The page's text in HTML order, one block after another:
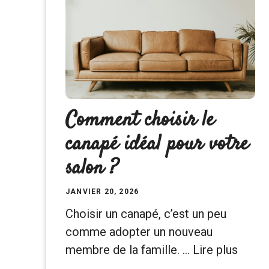
Comment choisir le
canapé idéal pour votre
salon ?
JANVIER 20, 2026
Choisir un canapé, c’est un peu
comme adopter un nouveau
membre de la famille. … Lire plus